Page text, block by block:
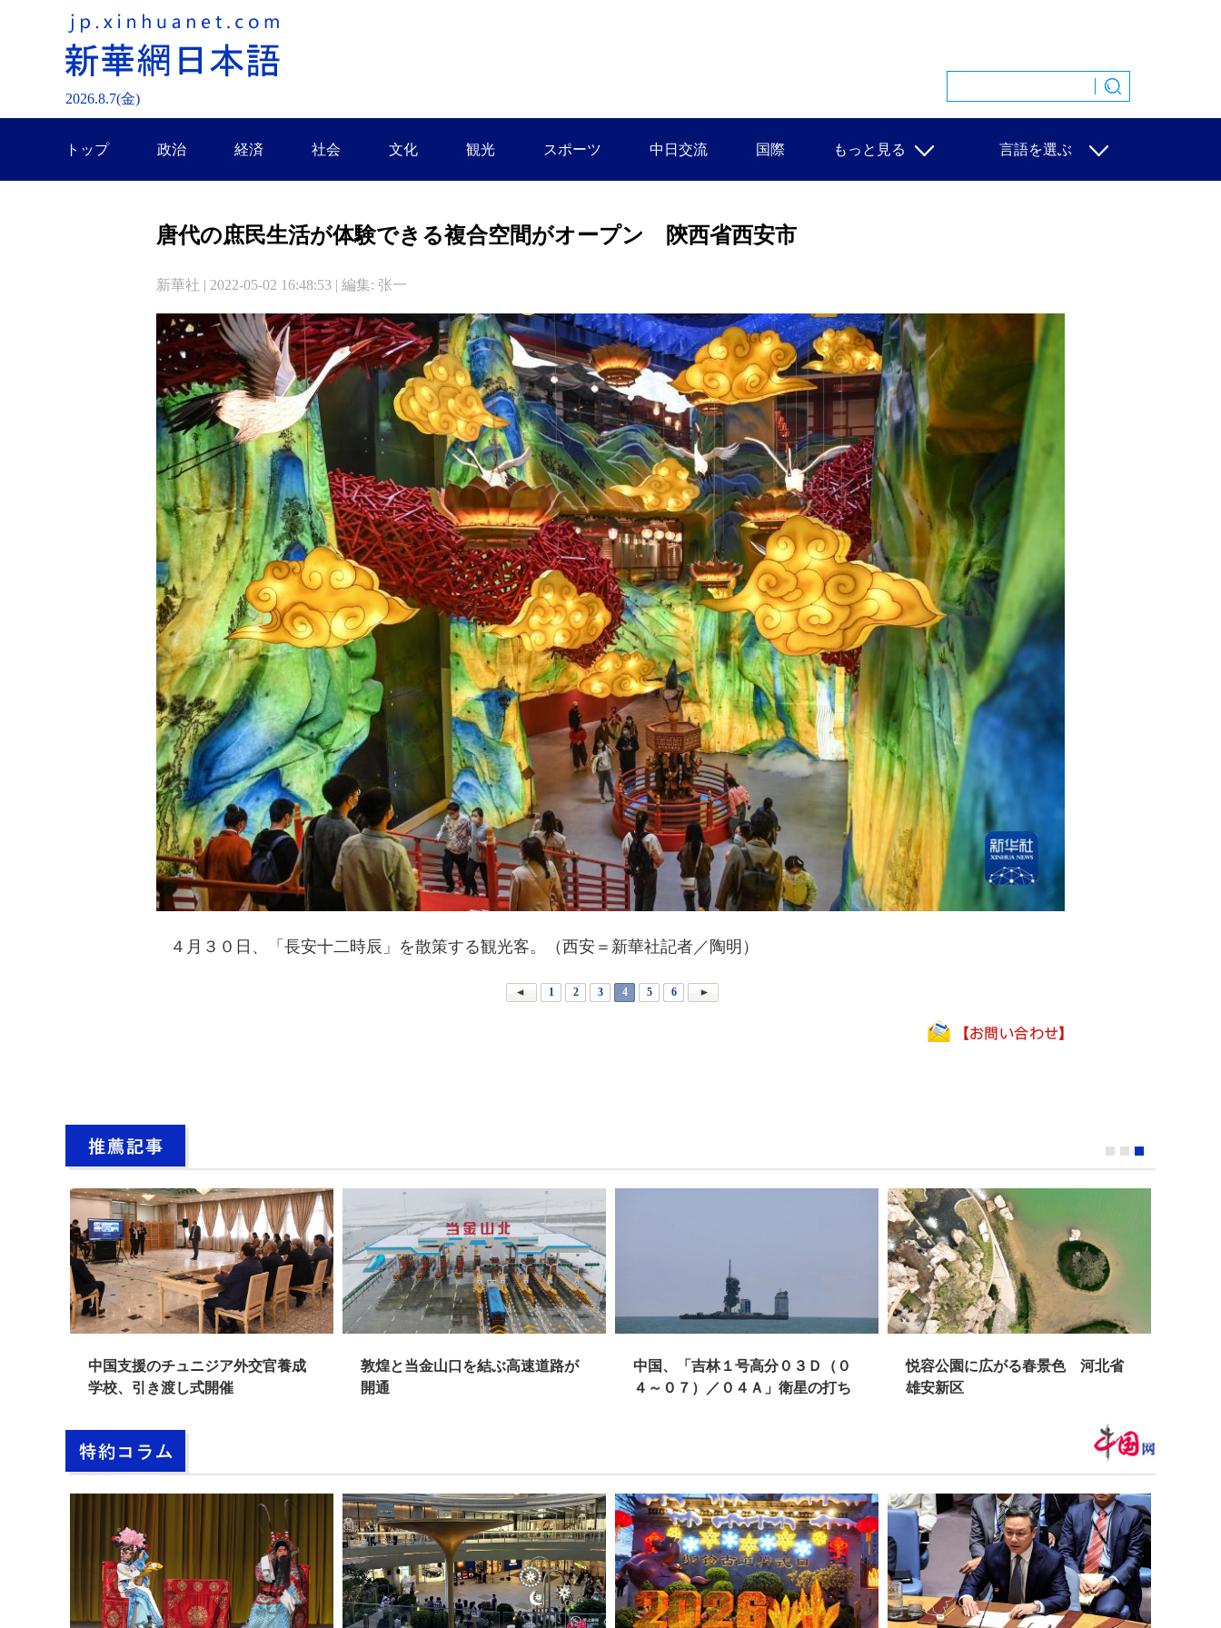
2026.8.7(金)
トップ 政治 経済 社会 文化 観光 スポーツ 中日交流 国際 もっと見る 言語を選ぶ
日本語
한국어
Deutsch
Português
唐代の庶民生活が体験できる複合空間がオープン 陝西省西安市
新華社 | 2022-05-02 16:48:53 | 編集: 张一
４月３０日、「長安十二時辰」を散策する観光客。（西安＝新華社記者／陶明）
1 2 3 4 5 6
中国支援のチュニジア外交官養成
学校、引き渡し式開催
敦煌と当金山口を結ぶ高速道路が
中国、「吉林１号高分０３Ｄ（０
４～０７）／０４Ａ」衛星の打ち
悦容公園に広がる春景色 河北省
雄安新区